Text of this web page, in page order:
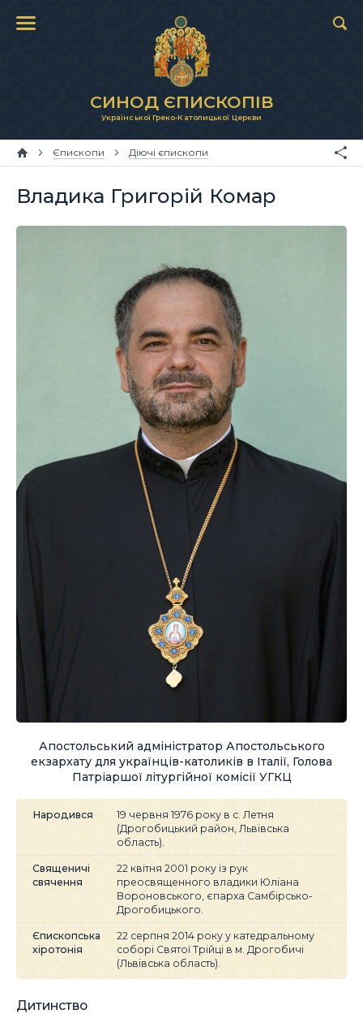
СИНОД ЄПИСКОПІВ
Української Греко-Католицької Церкви
Єпископи Діючі єпископи
Владика Григорій Комар
Апостольський адміністратор Апостольського
екзархату для українців-католиків в Італії, Голова
Патріаршої літургійної комісії УГКЦ
Народився
19 червня 1976 року в с. Летня
(Дрогобицький район, Львівська
область).
Священичі
свячення
22 квітня 2001 року із рук
преосвященного владики Юліана
Вороновського, єпарха Самбірсько-
Дрогобицького.
Єпископська
хіротонія
22 серпня 2014 року у катедральному
соборі Святої Трійці в м. Дрогобичі
(Львівська область).
Дитинство